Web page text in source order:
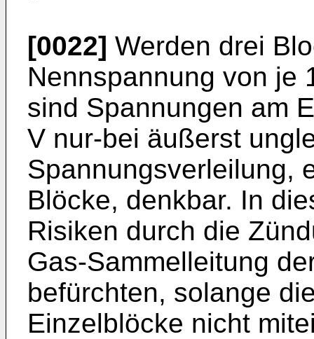
[0022] Werden drei
Nennspannung von je
sind Spannungen am
V nur-bei äußerst
Spannungsverleilung,
Blöcke, denkbar. In
Risiken durch die
Gas-Sammelleitung
befürchten, solange
Einzelblöcke nicht